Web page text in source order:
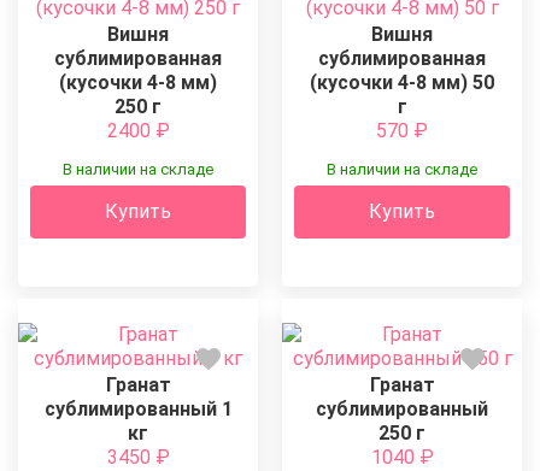
Вишня
сублимированная
(кусочки 4-8 мм)
250 г
2400 ₽
В наличии на складе
Купить
Вишня
сублимированная
(кусочки 4-8 мм) 50
г
570 ₽
В наличии на складе
Купить
Гранат
сублимированный 1
кг
3450 ₽
Гранат
сублимированный
250 г
1040 ₽